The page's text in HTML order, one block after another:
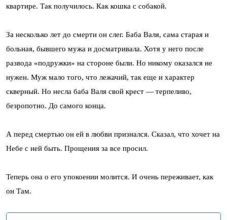
квартире. Так получилось. Как кошка с собакой.
За несколько лет до смерти он слег. Баба Валя, сама старая и
больная, бывшего мужа и досматривала. Хотя у него после
развода «подружки» на стороне были. Но никому оказался не
нужен. Муж мало того, что лежачий, так еще и характер
скверный. Но несла баба Валя свой крест — терпеливо,
безропотно. До самого конца.
А перед смертью он ей в любви признался. Сказал, что хочет на
Небе с ней быть. Прощения за все просил.
Теперь она о его упокоении молится. И очень переживает, как
он Там.